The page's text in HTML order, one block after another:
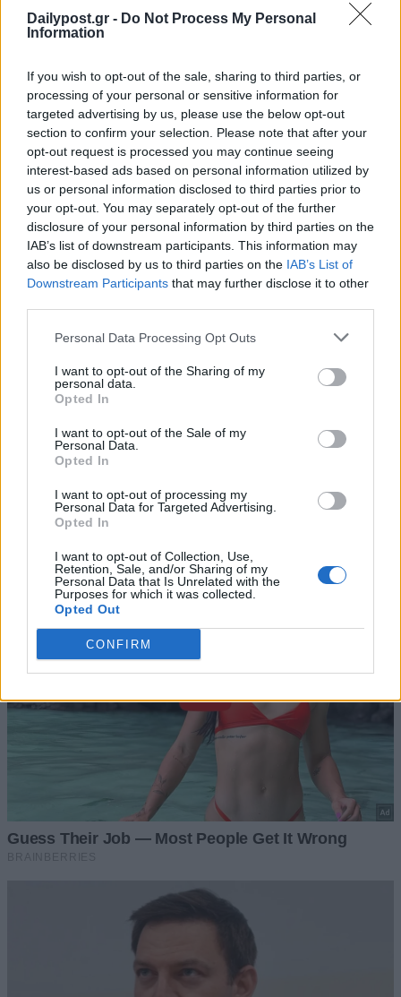
Dailypost.gr - Do Not Process My Personal
Information
If you wish to opt-out of the sale, sharing to third parties, or
processing of your personal or sensitive information for
targeted advertising by us, please use the below opt-out
section to confirm your selection. Please note that after your
opt-out request is processed you may continue seeing
interest-based ads based on personal information utilized by
us or personal information disclosed to third parties prior to
your opt-out. You may separately opt-out of the further
disclosure of your personal information by third parties on the
IAB’s list of downstream participants. This information may
also be disclosed by us to third parties on the IAB’s List of
Downstream Participants that may further disclose it to other
Personal Data Processing Opt Outs
I want to opt-out of the Sharing of my
personal data.
Opted In
I want to opt-out of the Sale of my
Personal Data.
Opted In
I want to opt-out of processing my
Personal Data for Targeted Advertising.
Opted In
I want to opt-out of Collection, Use,
Retention, Sale, and/or Sharing of my
Personal Data that Is Unrelated with the
Purposes for which it was collected.
Opted Out
CONFIRM